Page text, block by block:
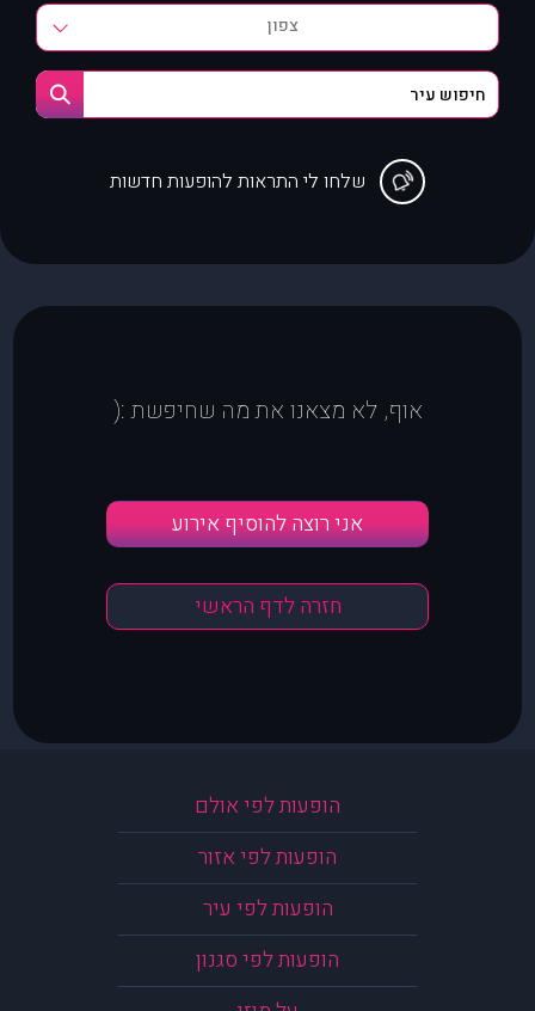
צפון
שלחו לי התראות להופעות חדשות
אוף, לא מצאנו את מה שחיפשת :(
אני רוצה להוסיף אירוע
חזרה לדף הראשי
הופעות לפי אולם
הופעות לפי אזור
הופעות לפי עיר
הופעות לפי סגנון